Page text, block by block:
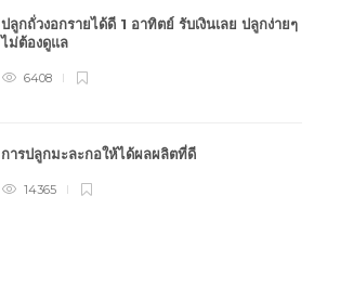
ปลูกถั่วงอกรายได้ดี 1 อาทิตย์ รับเงินเลย ปลูกง่ายๆ
ไม่ต้องดูแล
6408
การปลูกมะละกอให้ได้ผลผลิตที่ดี
14365